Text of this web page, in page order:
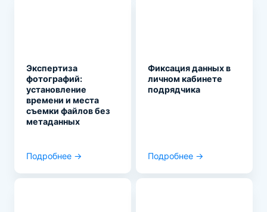
Экспертиза
фотографий:
установление
времени и места
съемки файлов без
метаданных
Подробнее →
Фиксация данных в
личном кабинете
подрядчика
Подробнее →